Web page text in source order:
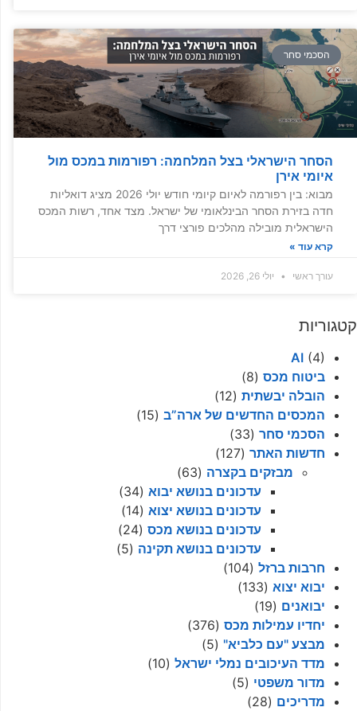
הסכמי סחר
הסחר הישראלי בצל המלחמה: רפורמות במכס מול
איומי אירן
מבוא: בין רפורמה לאיום קיומי חודש יולי 2026 מציג דואליות
חדה בזירת הסחר הבינלאומי של ישראל. מצד אחד, רשות המכס
הישראלית מובילה מהלכים פורצי דרך
קרא עוד »
עורך ראשי יולי 26, 2026
קטגוריות
AI (4)
ביטוח מכס (8)
הובלה יבשתית (12)
המכסים החדשים של ארה”ב (15)
הסכמי סחר (33)
חדשות האתר (127)
מבזקים בקצרה (63)
עדכונים בנושא יבוא (34)
עדכונים בנושא יצוא (14)
עדכונים בנושא מכס (24)
עדכונים בנושא תקינה (5)
חרבות ברזל (104)
יבוא יצוא (133)
יבואנים (19)
יחדיו עמילות מכס (376)
מבצע "עם כלביא" (5)
מדד העיכובים נמלי ישראל (10)
מדור משפטי (5)
מדריכים (28)